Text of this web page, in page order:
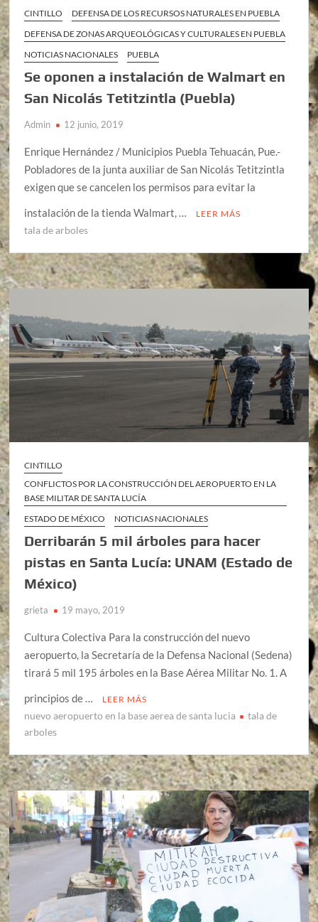
CINTILLO
DEFENSA DE LOS RECURSOS NATURALES EN PUEBLA
DEFENSA DE ZONAS ARQUEOLÓGICAS Y CULTURALES EN PUEBLA
NOTICIAS NACIONALES
PUEBLA
Se oponen a instalación de Walmart en
San Nicolás Tetitzintla (Puebla)
Admin 12 junio, 2019
Enrique Hernández / Municipios Puebla Tehuacán, Pue.-
Pobladores de la junta auxiliar de San Nicolás Tetitzintla
exigen que se cancelen los permisos para evitar la
instalación de la tienda Walmart, …
LEER MÁS
tala de arboles
CINTILLO
CONFLICTOS POR LA CONSTRUCCIÓN DEL AEROPUERTO EN LA
BASE MILITAR DE SANTA LUCÍA
ESTADO DE MÉXICO
NOTICIAS NACIONALES
Derribarán 5 mil árboles para hacer
pistas en Santa Lucía: UNAM (Estado de
México)
grieta 19 mayo, 2019
Cultura Colectiva Para la construcción del nuevo
aeropuerto, la Secretaría de la Defensa Nacional (Sedena)
tirará 5 mil 195 árboles en la Base Aérea Militar No. 1. A
principios de …
LEER MÁS
nuevo aeropuerto en la base aerea de santa lucia
tala de
arboles